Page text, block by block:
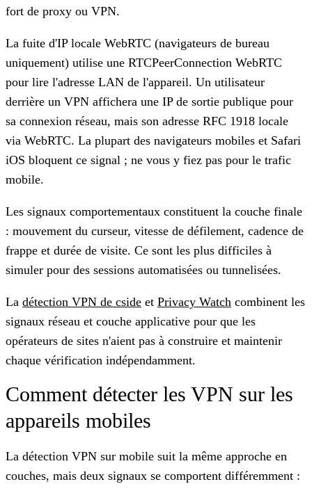
fort de proxy ou VPN.
La fuite d'IP locale WebRTC (navigateurs de bureau
uniquement) utilise une RTCPeerConnection WebRTC
pour lire l'adresse LAN de l'appareil. Un utilisateur
derrière un VPN affichera une IP de sortie publique pour
sa connexion réseau, mais son adresse RFC 1918 locale
via WebRTC. La plupart des navigateurs mobiles et Safari
iOS bloquent ce signal ; ne vous y fiez pas pour le trafic
mobile.
Les signaux comportementaux constituent la couche finale
: mouvement du curseur, vitesse de défilement, cadence de
frappe et durée de visite. Ce sont les plus difficiles à
simuler pour des sessions automatisées ou tunnelisées.
La détection VPN de cside et Privacy Watch combinent les
signaux réseau et couche applicative pour que les
opérateurs de sites n'aient pas à construire et maintenir
chaque vérification indépendamment.
Comment détecter les VPN sur les
appareils mobiles
La détection VPN sur mobile suit la même approche en
couches, mais deux signaux se comportent différemment :